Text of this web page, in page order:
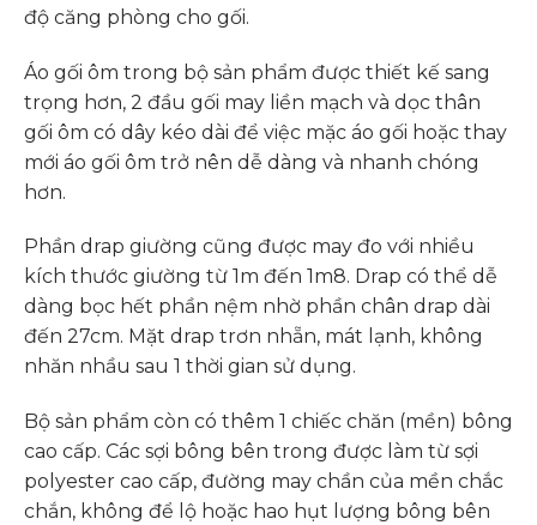
độ căng phòng cho gối.
Áo gối ôm trong bộ sản phẩm được thiết kế sang
trọng hơn, 2 đầu gối may liền mạch và dọc thân
gối ôm có dây kéo dài để việc mặc áo gối hoặc thay
mới áo gối ôm trở nên dễ dàng và nhanh chóng
hơn.
Phần drap giường cũng được may đo với nhiều
kích thước giường từ 1m đến 1m8. Drap có thể dễ
dàng bọc hết phần nệm nhờ phần chân drap dài
đến 27cm. Mặt drap trơn nhẵn, mát lạnh, không
nhăn nhầu sau 1 thời gian sử dụng.
Bộ sản phẩm còn có thêm 1 chiếc chăn (mền) bông
cao cấp. Các sợi bông bên trong được làm từ sợi
polyester cao cấp, đường may chần của mền chắc
chắn, không để lộ hoặc hao hụt lượng bông bên